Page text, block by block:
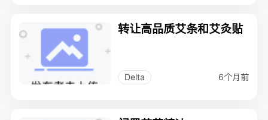
转让高品质艾条和艾灸贴
Delta 6个月前